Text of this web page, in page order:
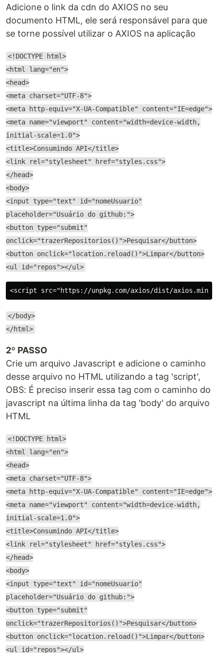
Adicione o link da cdn do AXIOS no seu
documento HTML, ele será responsável para que
se torne possível utilizar o AXIOS na aplicação
<!DOCTYPE html>
<html lang="en">
<head>
<meta charset="UTF-8">
<meta http-equiv="X-UA-Compatible" content="IE=edge">
<meta name="viewport" content="width=device-width,
initial-scale=1.0">
<title>Consumindo API</title>
<link rel="stylesheet" href="styles.css">
</head>
<body>
<input type="text" id="nomeUsuario"
placeholder="Usuário do github:">
<button type="submit"
onclick="trazerRepositorios()">Pesquisar</button>
<button onclick="location.reload()">Limpar</button>
<ul id="repos"></ul>
</body>
</html>
2º PASSO
Crie um arquivo Javascript e adicione o caminho
desse arquivo no HTML utilizando a tag 'script',
OBS: É preciso inserir essa tag com o caminho do
javascript na última linha da tag 'body' do arquivo
HTML
<!DOCTYPE html>
<html lang="en">
<head>
<meta charset="UTF-8">
<meta http-equiv="X-UA-Compatible" content="IE=edge">
<meta name="viewport" content="width=device-width,
initial-scale=1.0">
<title>Consumindo API</title>
<link rel="stylesheet" href="styles.css">
</head>
<body>
<input type="text" id="nomeUsuario"
placeholder="Usuário do github:">
<button type="submit"
onclick="trazerRepositorios()">Pesquisar</button>
<button onclick="location.reload()">Limpar</button>
<ul id="repos"></ul>